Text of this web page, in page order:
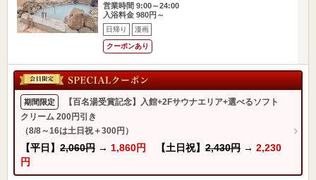
営業時間 9:00～24:00
入浴料金 980円～
日帰り 漫画
クーポンあり
期間限定
【百名湯受賞記念】入館+2Fサウナエリア+選べるソフト
クリーム 200円引き
（8/8～16は土日祝＋300円）
【平日】 2,060円 → 1,860円 【土日祝】 2,430円 → 2,230
円